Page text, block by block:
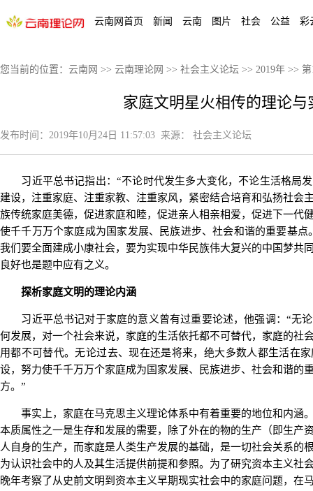
云南网首页 新闻 云南 图片 社会 公益 彩
您当前的位置： 云南网 >> 云南理论网 >> 社会主义论坛 >> 2019年 >>
家庭文明星火相传的理论与
发布时间： 2019年10月24日 11:57:03 来源： 社会主义论坛
习近平总书记指出：“不论时代发生多大变化，不论生活格局
建设，注重家庭、注重家教、注重家风，紧密结合培育和弘扬社会
族传统家庭美德，促进家庭和睦，促进亲人相亲相爱，促进下一代
使千千万万个家庭成为国家发展、民族进步、社会和谐的重要基点
我们要全面建成小康社会，要为实现中华民族伟大复兴的中国梦共
良好也是题中应有之义。
探析家庭文明的理论内涵
习近平总书记对于家庭的意义曾有过重要论述，他强调：“无
何发展，对一个社会来说，家庭的生活依托都不可替代，家庭的社
用都不可替代。无论过去、现在还是将来，绝大多数人都生活在
设，努力使千千万万个家庭成为国家发展、民族进步、社会和谐的
方。”
事实上，家庭在马克思主义理论体系中有着重要的地位和内涵
本质属性之一是生存和发展的需要，除了外在的物的生产（即生产
人自身的生产，而家庭是人类生产发展的基础，是一切社会关系的
为认识社会中的人及其生活提供前提和参照。为了研究资本主义社
晚年考察了从史前文明到资本主义早期现实社会中的家庭问题，在